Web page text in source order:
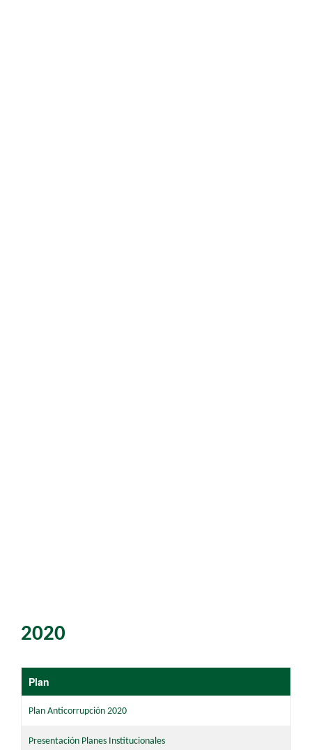
2020
​Plan
Plan Anticorrupción 2020​
Presentación Planes Institucionales